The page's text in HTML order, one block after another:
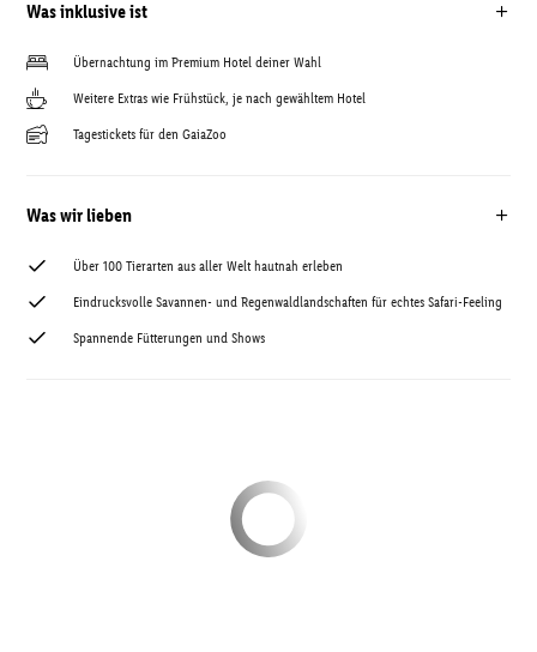
Was inklusive ist
Übernachtung im Premium Hotel deiner Wahl
Weitere Extras wie Frühstück, je nach gewähltem Hotel
Tagestickets für den GaiaZoo
Was wir lieben
Über 100 Tierarten aus aller Welt hautnah erleben
Eindrucksvolle Savannen- und Regenwaldlandschaften für echtes Safari-Feeling
Spannende Fütterungen und Shows